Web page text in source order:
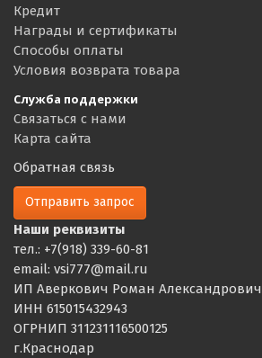
Кредит
Награды и сертификаты
Способы оплаты
Условия возврата товара
Служба поддержки
Связаться с нами
Карта сайта
Обратная связь
Отправить запрос
Наши реквизиты
тел.: +7(918) 339-60-81
email: vsi777@mail.ru
ИП Аверкович Роман Александрович
ИНН 615015432943
ОГРНИП 311231116500125
г.Краснодар